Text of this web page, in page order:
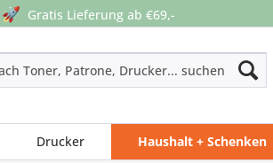
🚀 Gratis Lieferung ab €69,-
Drucker Haushalt + Schenken